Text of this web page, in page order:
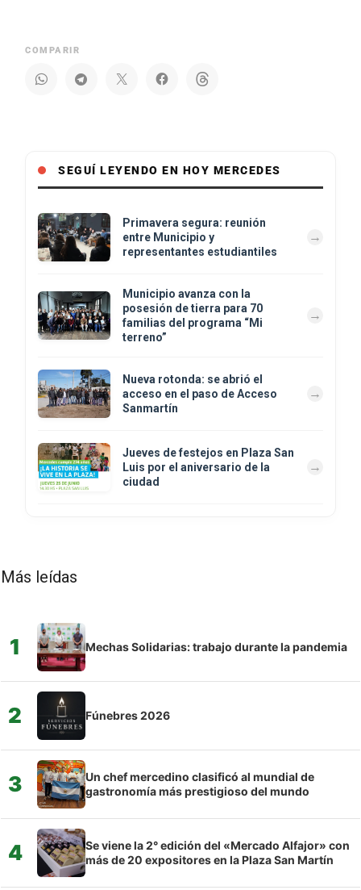
COMPARIR
SEGUÍ LEYENDO EN HOY MERCEDES
Primavera segura: reunión
entre Municipio y
representantes estudiantiles
Municipio avanza con la
posesión de tierra para 70
familias del programa “Mi
terreno”
Nueva rotonda: se abrió el
acceso en el paso de Acceso
Sanmartín
Jueves de festejos en Plaza San
Luis por el aniversario de la
ciudad
Más leídas
1 Mechas Solidarias: trabajo durante la pandemia
2 Fúnebres 2026
3
Un chef mercedino clasificó al mundial de
gastronomía más prestigioso del mundo
4
Se viene la 2° edición del «Mercado Alfajor» con
más de 20 expositores en la Plaza San Martín